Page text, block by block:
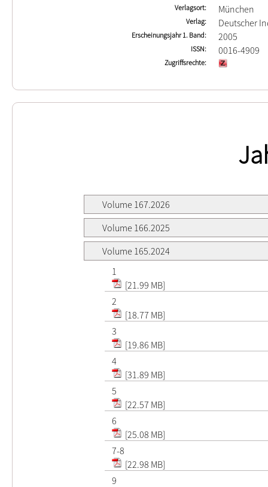
Verlagsort München
Verlag Deutscher
Erscheinungsjahr 1. Band 2005
ISSN 0016-4909
Zugriffsrechte
Volume 167.2026
Volume 166.2025
Volume 165.2024
1
[21.99 MB]
2
[18.77 MB]
3
[19.86 MB]
4
[31.89 MB]
5
[22.57 MB]
6
[25.08 MB]
7-8
[22.98 MB]
9